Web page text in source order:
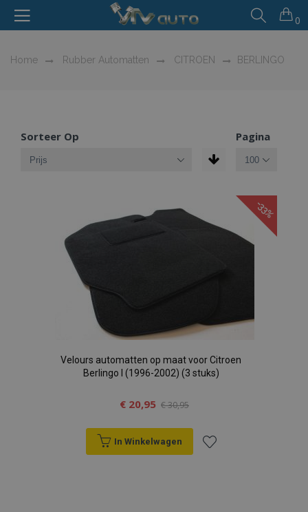
0
Home Rubber Automatten CITROEN BERLINGO
Sorteer Op Pagina
-33%
Velours automatten op maat voor Citroen
Berlingo I (1996-2002) (3 stuks)
€ 20,95 € 30,95
In Winkelwagen